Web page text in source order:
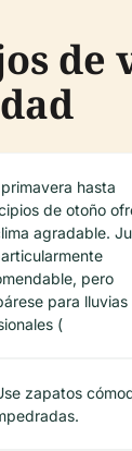
de
hasta
de otoño
agradable.
pero
para lluvias
(
zapatos